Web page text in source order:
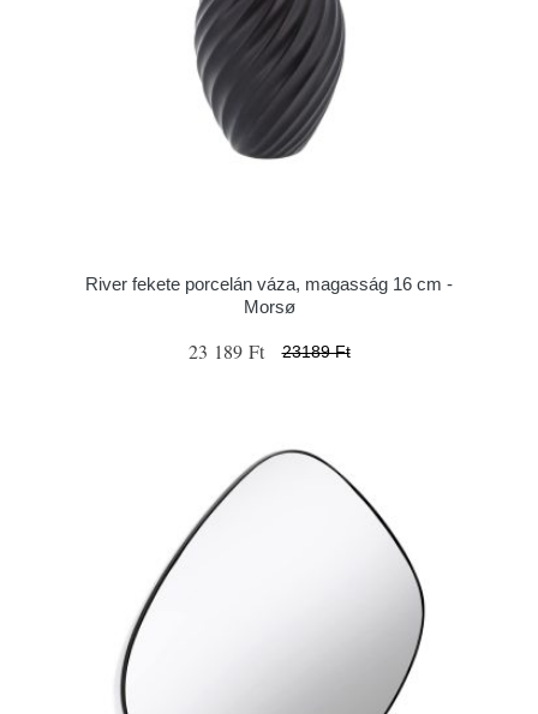
River fekete porcelán váza, magasság 16 cm -
Morsø
23 189 Ft 23189 Ft